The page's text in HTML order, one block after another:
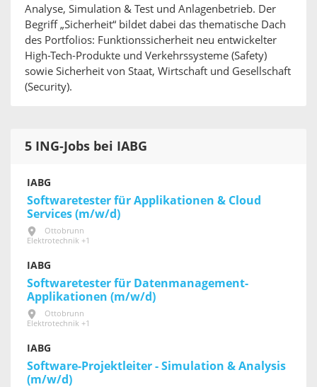
Analyse, Simulation & Test und Anlagenbetrieb. Der
Begriff „Sicherheit“ bildet dabei das thematische Dach
des Portfolios: Funktionssicherheit neu entwickelter
High-Tech-Produkte und Verkehrssysteme (Safety)
sowie Sicherheit von Staat, Wirtschaft und Gesellschaft
(Security).
5 ING-Jobs bei IABG
IABG
Softwaretester für Applikationen & Cloud
Services (m/w/d)
Ottobrunn
Elektrotechnik +1
IABG
Softwaretester für Datenmanagement-
Applikationen (m/w/d)
Ottobrunn
Elektrotechnik +1
IABG
Software-Projektleiter - Simulation & Analysis
(m/w/d)